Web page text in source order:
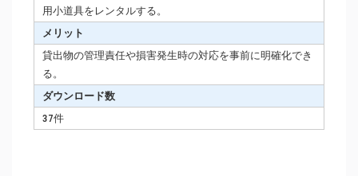
用小道具をレンタルする。
メリット
貸出物の管理責任や損害発生時の対応を事前に明確化でき
る。
ダウンロード数
37件